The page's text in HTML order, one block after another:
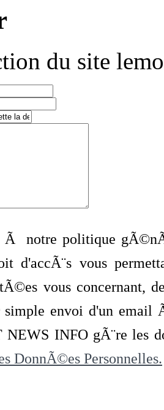
du site
notre politique
d'accÃ¨s vous
vous concernant,
simple envoi d'un
NEWS INFO gÃ¨re les
DonnÃ©es Personnelles.